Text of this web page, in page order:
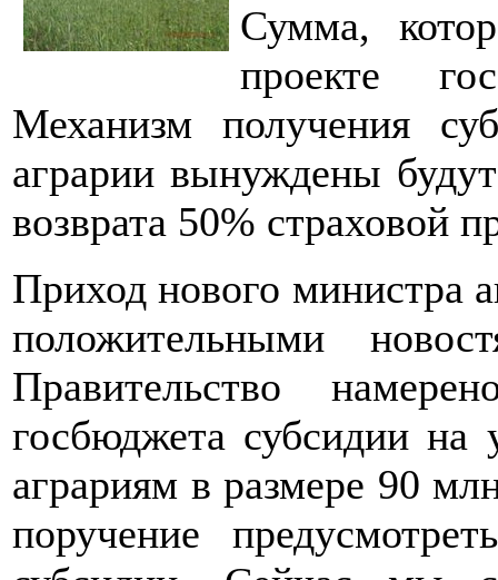
Сумма,
проекте
Механизм получения
аграрии вынуждены
возврата 50% страховой
Приход нового министра
положительными
Правительство
госбюджета субсидии на
аграриям в размере 90
поручение